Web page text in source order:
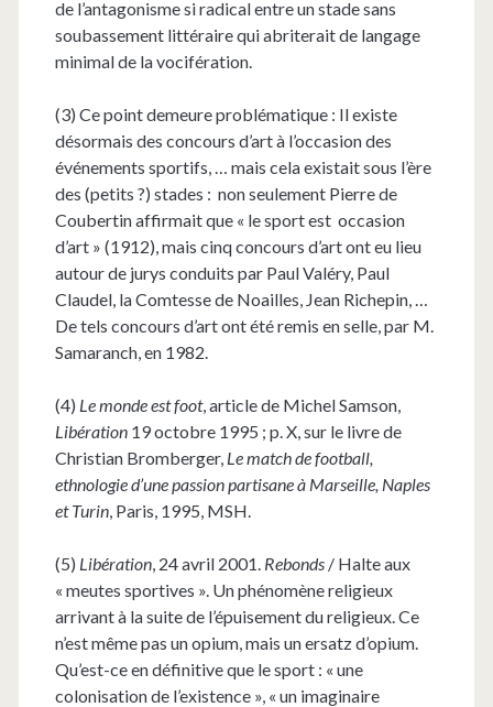
de l’antagonisme si radical entre un stade sans
soubassement littéraire qui abriterait de langage
minimal de la vocifération.
(3) Ce point demeure problématique : Il existe
désormais des concours d’art à l’occasion des
événements sportifs, … mais cela existait sous l’ère
des (petits ?) stades : non seulement Pierre de
Coubertin affirmait que « le sport est occasion
d’art » (1912), mais cinq concours d’art ont eu lieu
autour de jurys conduits par Paul Valéry, Paul
Claudel, la Comtesse de Noailles, Jean Richepin, …
De tels concours d’art ont été remis en selle, par M.
Samaranch, en 1982.
(4) Le monde est foot, article de Michel Samson,
Libération19 octobre 1995 ; p. X, sur le livre de
Christian Bromberger, Le match de football,
ethnologie d’une passion partisane à Marseille, Naples
et Turin, Paris, 1995, MSH.
(5) Libération, 24 avril 2001. Rebonds / Halte aux
« meutes sportives ». Un phénomène religieux
arrivant à la suite de l’épuisement du religieux. Ce
n’est même pas un opium, mais un ersatz d’opium.
Qu’est-ce en définitive que le sport : « une
colonisation de l’existence », « un imaginaire